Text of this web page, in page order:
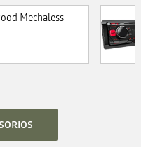
Mechaless